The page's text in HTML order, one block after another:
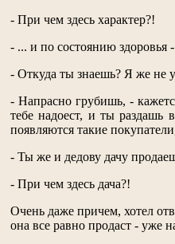
- При чем здесь характер?!
- ... и по состоянию здоровья
- Откуда ты знаешь? Я же не у
- Напрасно грубишь, -
тебе надоест, и ты раздашь
появляются такие
- Ты же и дедову дачу
- При чем здесь дача?!
Очень даже причем, хотел
она все равно продаст - уже